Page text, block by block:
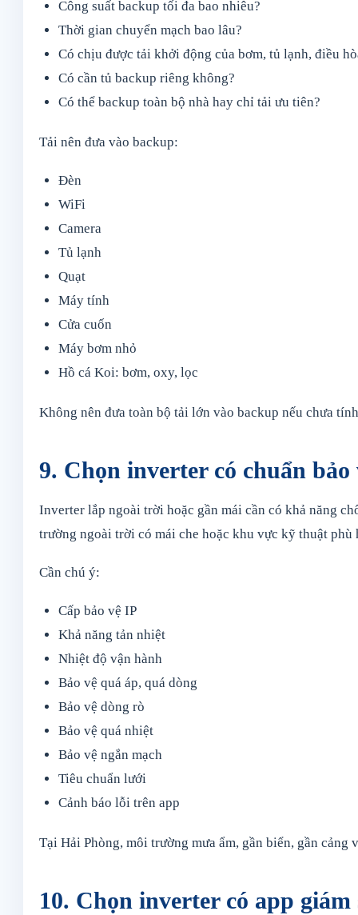
Công suất backup tối đa bao nhiêu?
Thời gian chuyển mạch bao lâu?
Có chịu được tải khởi động của bơm, tủ lạnh, điều
Có cần tủ backup riêng không?
Có thể backup toàn bộ nhà hay chỉ tải ưu tiên?
Tải nên đưa vào backup:
Đèn
WiFi
Camera
Tủ lạnh
Quạt
Máy tính
Cửa cuốn
Máy bơm nhỏ
Hồ cá Koi: bơm, oxy, lọc
Không nên đưa toàn bộ tải lớn vào backup nếu chưa
9. Chọn inverter có chuẩn bảo
Inverter lắp ngoài trời hoặc gần mái cần có khả năng
trường ngoài trời có mái che hoặc khu vực kỹ thuật phù
Cần chú ý:
Cấp bảo vệ IP
Khả năng tản nhiệt
Nhiệt độ vận hành
Bảo vệ quá áp, quá dòng
Bảo vệ dòng rò
Bảo vệ quá nhiệt
Bảo vệ ngắn mạch
Tiêu chuẩn lưới
Cảnh báo lỗi trên app
Tại Hải Phòng, môi trường mưa ẩm, gần biển, gần
10. Chọn inverter có app giám